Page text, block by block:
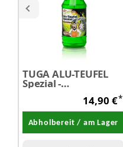
TUGA ALU-TEUFEL
Spezial -
Felgenreiniger Gel
grün 1,0 Liter14,90 €*
Abholbereit / am Lager